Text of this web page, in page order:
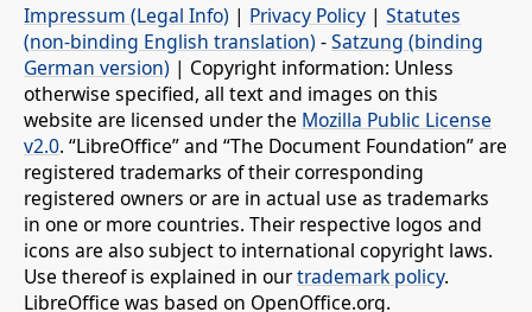
Impressum (Legal Info) | Privacy Policy | Statutes
(non-binding English translation) -Satzung (binding
German version) | Copyright information: Unless
otherwise specified, all text and images on this
website are licensed under the Mozilla Public License
v2.0. “LibreOffice” and “The Document Foundation” are
registered trademarks of their corresponding
registered owners or are in actual use as trademarks
in one or more countries. Their respective logos and
icons are also subject to international copyright laws.
Use thereof is explained in ourtrademark policy.
LibreOffice was based on OpenOffice.org.